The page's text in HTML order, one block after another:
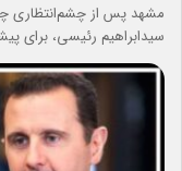
مشهد پس از چشم‌انتظاری
سیدابراهیم رئیسی، برای